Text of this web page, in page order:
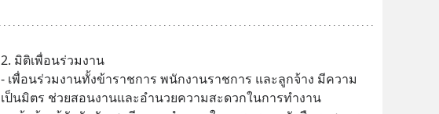
2. มิติเพื่อนร่วมงาน
- เพื่อนร่วมงานทั้งข้าราชการ พนักงานราชการ และลูกจ้าง มีความ
เป็นมิตร ช่วยสอนงานและอำนวยความสะดวกในการทำงาน